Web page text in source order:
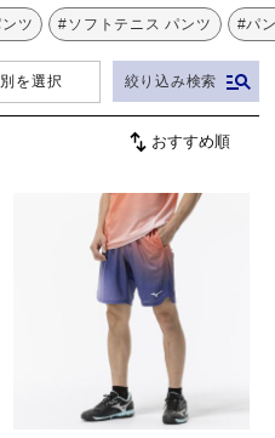
ツ #ソフトテニス パンツ #パ
を選択 絞り込み検索